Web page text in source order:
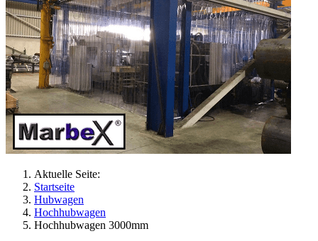
Aktuelle Seite:
Startseite
Hubwagen
Hochhubwagen
Hochhubwagen 3000mm